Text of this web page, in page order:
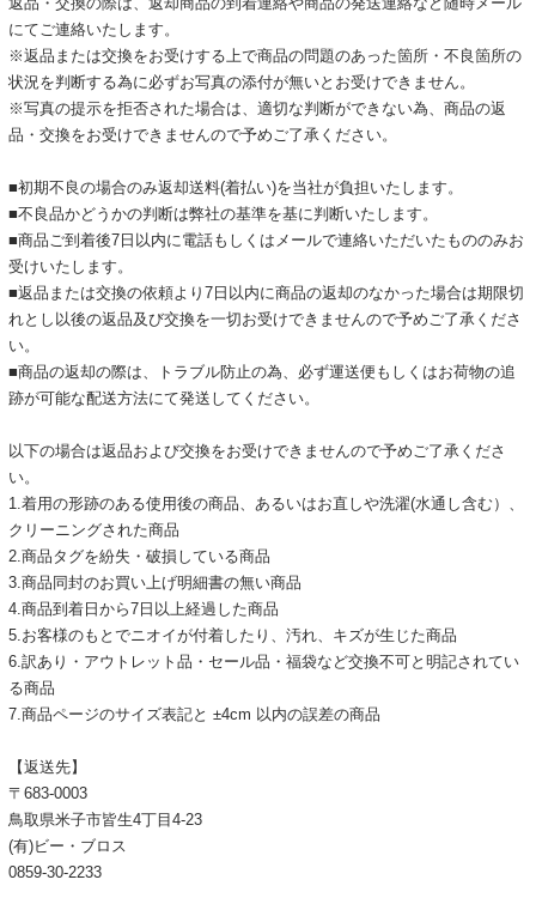
にてご連絡いたします。
※返品または交換をお受けする上で商品の問題のあった箇所・不良箇所の
状況を判断する為に必ずお写真の添付が無いとお受けできません。
※写真の提示を拒否された場合は、適切な判断ができない為、商品の返
品・交換をお受けできませんので予めご了承ください。
■初期不良の場合のみ返却送料(着払い)を当社が負担いたします。
■不良品かどうかの判断は弊社の基準を基に判断いたします。
■商品ご到着後7日以内に電話もしくはメールで連絡いただいたもののみお
受けいたします。
■返品または交換の依頼より7日以内に商品の返却のなかった場合は期限切
れとし以後の返品及び交換を一切お受けできませんので予めご了承くださ
い。
■商品の返却の際は、トラブル防止の為、必ず運送便もしくはお荷物の追
跡が可能な配送方法にて発送してください。
以下の場合は返品および交換をお受けできませんので予めご了承くださ
い。
1.着用の形跡のある使用後の商品、あるいはお直しや洗濯(水通し含む）、
クリーニングされた商品
2.商品タグを紛失・破損している商品
3.商品同封のお買い上げ明細書の無い商品
4.商品到着日から7日以上経過した商品
5.お客様のもとでニオイが付着したり、汚れ、キズが生じた商品
6.訳あり・アウトレット品・セール品・福袋など交換不可と明記されてい
る商品
7.商品ページのサイズ表記と ±4cm 以内の誤差の商品
【返送先】
〒683-0003
鳥取県米子市皆生4丁目4-23
(有)ビー・ブロス
0859-30-2233